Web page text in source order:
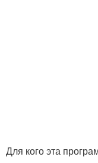
Для кого эта